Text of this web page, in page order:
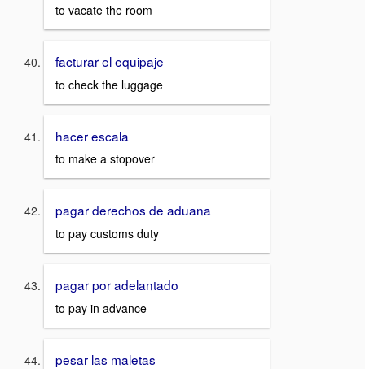
to vacate the room
facturar el equipaje
to check the luggage
hacer escala
to make a stopover
pagar derechos de aduana
to pay customs duty
pagar por adelantado
to pay in advance
pesar las maletas